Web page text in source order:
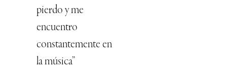
pierdo y me
encuentro
constantemente en
la música”